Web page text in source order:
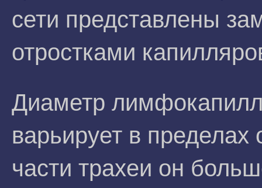
сети представлены
отростками
Диаметр
варьирует в
части трахеи он